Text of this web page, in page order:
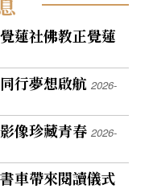
蓮社佛教正覺蓮
行夢想啟航2026-
像珍藏青春2026-
車帶來閱讀儀式